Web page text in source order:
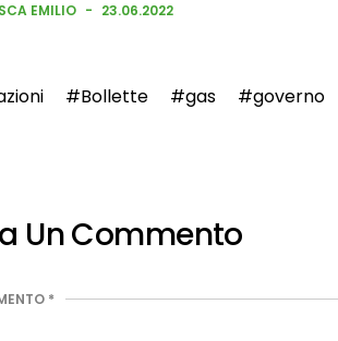
EMILIO 23.06.2022
Bollette gas governo
Un Commento
*